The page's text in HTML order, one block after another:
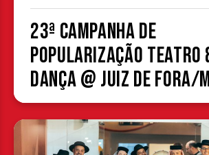
23ª Campanha de
Popularização Teatro
Dança @ Juiz de Fora/